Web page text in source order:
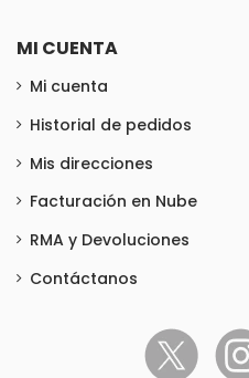
MI CUENTA
Mi cuenta
Historial de pedidos
Mis direcciones
Facturación en Nube
RMA y Devoluciones
Contáctanos